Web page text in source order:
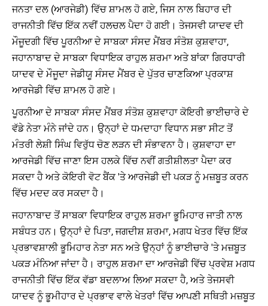
ਜਨਤਾ ਦਲ (ਆਰਜੇਡੀ) ਵਿੱਚ ਸ਼ਾਮਲ ਹੋ ਗਏ, ਜਿਸ ਨਾਲ ਬਿਹਾਰ ਦੀ
ਰਾਜਨੀਤੀ ਵਿੱਚ ਇੱਕ ਨਵੀਂ ਹਲਚਲ ਪੈਦਾ ਹੋ ਗਈ। ਤੇਜਸਵੀ ਯਾਦਵ ਦੀ
ਮੌਜੂਦਗੀ ਵਿੱਚ ਪੂਰਨੀਆ ਦੇ ਸਾਬਕਾ ਸੰਸਦ ਮੈਂਬਰ ਸੰਤੋਸ਼ ਕੁਸ਼ਵਾਹਾ,
ਜਹਾਨਾਬਾਦ ਦੇ ਸਾਬਕਾ ਵਿਧਾਇਕ ਰਾਹੁਲ ਸ਼ਰਮਾ ਅਤੇ ਬਾਂਕਾ ਗਿਰਧਾਰੀ
ਯਾਦਵ ਦੇ ਮੌਜੂਦਾ ਜੇਡੀਯੂ ਸੰਸਦ ਮੈਂਬਰ ਦੇ ਪੁੱਤਰ ਚਾਣਕਿਆ ਪ੍ਰਕਾਸ਼
ਆਰਜੇਡੀ ਵਿੱਚ ਸ਼ਾਮਲ ਹੋ ਗਏ।
ਪੂਰਨੀਆ ਦੇ ਸਾਬਕਾ ਸੰਸਦ ਮੈਂਬਰ ਸੰਤੋਸ਼ ਕੁਸ਼ਵਾਹਾ ਕੋਇਰੀ ਭਾਈਚਾਰੇ ਦੇ
ਵੱਡੇ ਨੇਤਾ ਮੰਨੇ ਜਾਂਦੇ ਹਨ। ਉਨ੍ਹਾਂ ਦੇ ਧਮਦਾਹਾ ਵਿਧਾਨ ਸਭਾ ਸੀਟ ਤੋਂ
ਮੰਤਰੀ ਲੇਸ਼ੀ ਸਿੰਘ ਵਿਰੁੱਧ ਚੋਣ ਲੜਨ ਦੀ ਸੰਭਾਵਨਾ ਹੈ। ਕੁਸ਼ਵਾਹਾ ਦਾ
ਆਰਜੇਡੀ ਵਿੱਚ ਜਾਣਾ ਇਸ ਹਲਕੇ ਵਿੱਚ ਨਵੀਂ ਗਤੀਸ਼ੀਲਤਾ ਪੈਦਾ ਕਰ
ਸਕਦਾ ਹੈ ਅਤੇ ਕੋਇਰੀ ਵੋਟ ਬੈਂਕ 'ਤੇ ਆਰਜੇਡੀ ਦੀ ਪਕੜ ਨੂੰ ਮਜ਼ਬੂਤ ​​ਕਰਨ
ਵਿੱਚ ਮਦਦ ਕਰ ਸਕਦਾ ਹੈ।
ਜਹਾਨਾਬਾਦ ਤੋਂ ਸਾਬਕਾ ਵਿਧਾਇਕ ਰਾਹੁਲ ਸ਼ਰਮਾ ਭੂਮਿਹਾਰ ਜਾਤੀ ਨਾਲ
ਸਬੰਧਤ ਹਨ। ਉਨ੍ਹਾਂ ਦੇ ਪਿਤਾ, ਜਗਦੀਸ਼ ਸ਼ਰਮਾ, ਮਗਧ ਖੇਤਰ ਵਿੱਚ ਇੱਕ
ਪ੍ਰਭਾਵਸ਼ਾਲੀ ਭੂਮਿਹਾਰ ਨੇਤਾ ਸਨ ਅਤੇ ਉਨ੍ਹਾਂ ਨੂੰ ਭਾਈਚਾਰੇ 'ਤੇ ਮਜ਼ਬੂਤ ​​
ਪਕੜ ਮੰਨਿਆ ਜਾਂਦਾ ਹੈ। ਰਾਹੁਲ ਸ਼ਰਮਾ ਦਾ ਆਰਜੇਡੀ ਵਿੱਚ ਪ੍ਰਵੇਸ਼ ਮਗਧ
ਰਾਜਨੀਤੀ ਵਿੱਚ ਇੱਕ ਵੱਡਾ ਬਦਲਾਅ ਲਿਆ ਸਕਦਾ ਹੈ, ਅਤੇ ਤੇਜਸਵੀ
ਯਾਦਵ ਨੂੰ ਭੂਮੀਹਾਰ ਦੇ ਪ੍ਰਭਾਵ ਵਾਲੇ ਖੇਤਰਾਂ ਵਿੱਚ ਆਪਣੀ ਸਥਿਤੀ ਮਜ਼ਬੂਤ